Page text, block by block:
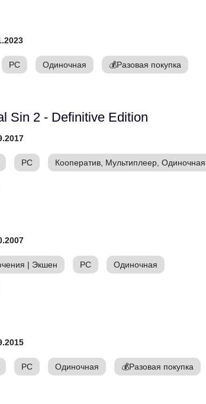
PC Одиночная 💰Разовая покупка
Sin 2 - Definitive Edition
PC Кооператив, Мультиплеер, Одиночная
| Экшен PC Одиночная
PC Одиночная 💰Разовая покупка